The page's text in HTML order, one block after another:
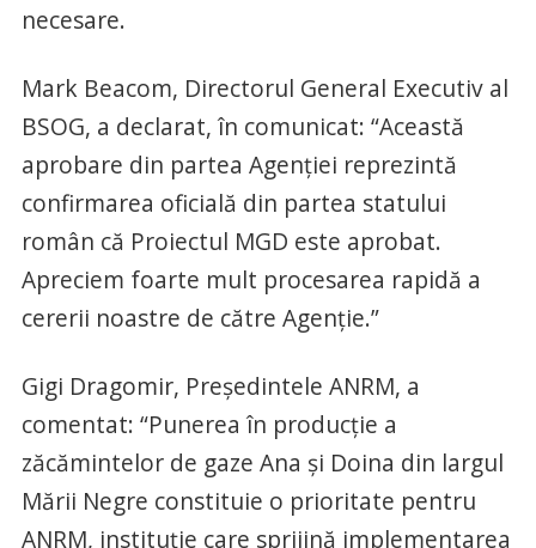
necesare.
Mark Beacom, Directorul General Executiv al
BSOG, a declarat, în comunicat: “Această
aprobare din partea Agenției reprezintă
confirmarea oficială din partea statului
român că Proiectul MGD este aprobat.
Apreciem foarte mult procesarea rapidă a
cererii noastre de către Agenție.”
Gigi Dragomir, Președintele ANRM, a
comentat: “Punerea în producție a
zăcămintelor de gaze Ana și Doina din largul
Mării Negre constituie o prioritate pentru
ANRM, instituție care sprijină implementarea